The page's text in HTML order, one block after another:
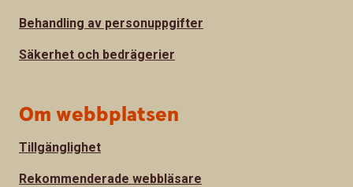
Behandling av personuppgifter
Säkerhet och bedrägerier
Om webbplatsen
Tillgänglighet
Rekommenderade webbläsare